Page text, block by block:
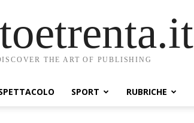
THE ART OF PUBLISHING
SPORT RUBRICHE